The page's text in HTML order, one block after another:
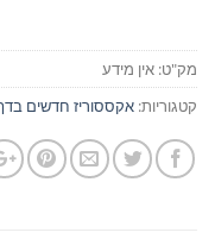
מק"ט: אין מידע
קטגוריות: אקססוריז חדשים